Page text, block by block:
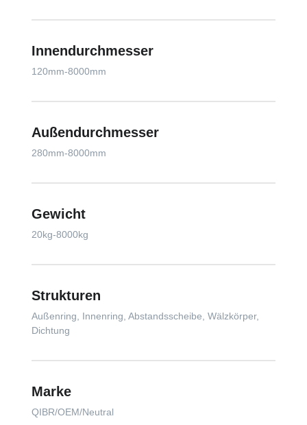
Innendurchmesser
120mm-8000mm
Außendurchmesser
280mm-8000mm
Gewicht
20kg-8000kg
Strukturen
Außenring, Innenring, Abstandsscheibe, Wälzkörper,
Dichtung
Marke
QIBR/OEM/Neutral